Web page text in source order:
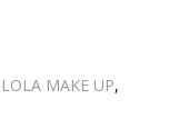
LOLA MAKE UP,